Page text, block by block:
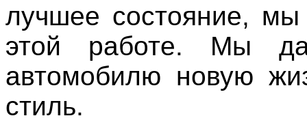
лучшее состояние,
этой работе. Мы
автомобилю новую
стиль.